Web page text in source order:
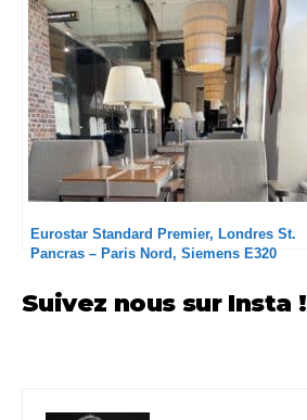
Eurostar Standard Premier, Londres St.
Pancras – Paris Nord, Siemens E320
Suivez nous sur Insta !